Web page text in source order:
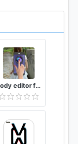
Body editor for girls - Full body scanner camera